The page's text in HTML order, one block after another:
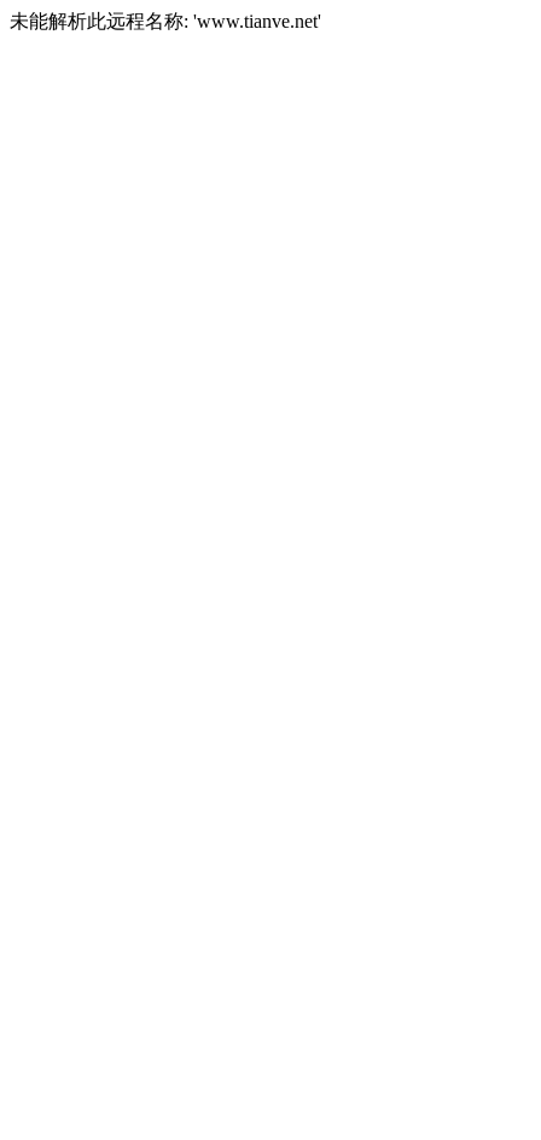
未能解析此远程名称: 'www.tianve.net'